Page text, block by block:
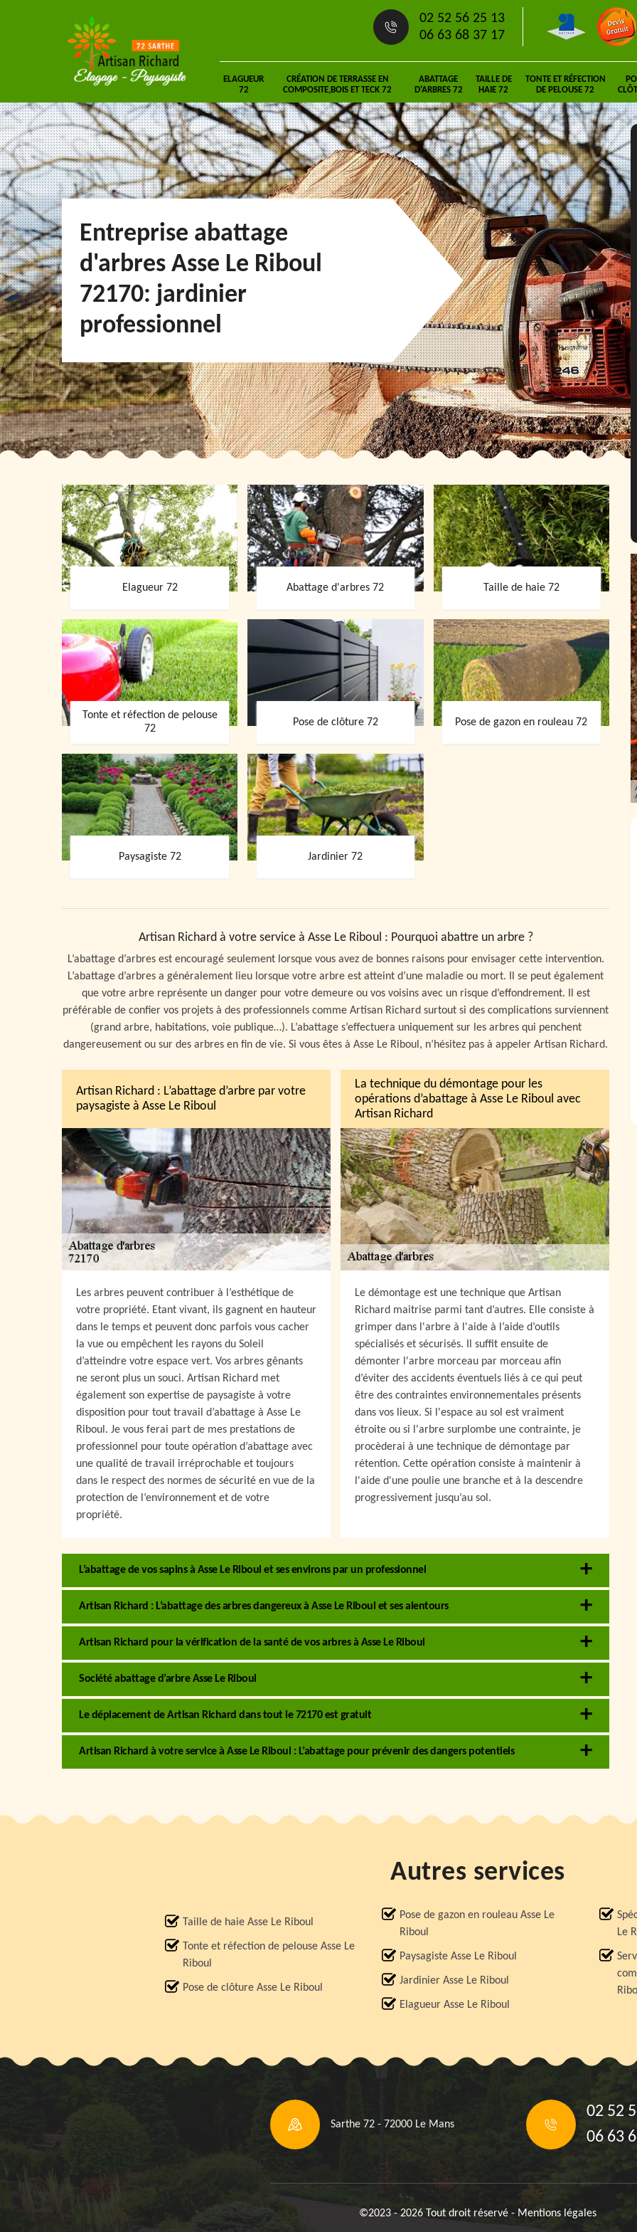
02 52 56 25 13
06 63 68 37 17
ELAGUEUR
72
CRÉATION DE TERRASSE EN
COMPOSITE,BOIS ET TECK 72
ABATTAGE
D'ARBRES 72
TAILLE DE
HAIE 72
TONTE ET RÉFECTION
DE PELOUSE 72
Entreprise abattage
d'arbres Asse Le Riboul
72170: jardinier
professionnel
Elagueur 72 Abattage d'arbres 72 Taille de haie 72
Tonte et réfection de pelouse
72
Pose de clôture 72 Pose de gazon en rouleau 72
Paysagiste 72 Jardinier 72
Artisan Richard à votre service à Asse Le Riboul : Pourquoi abattre un arbre ?
L’abattage d’arbres est encouragé seulement lorsque vous avez de bonnes raisons pour envisager cette intervention.
L’abattage d’arbres a généralement lieu lorsque votre arbre est atteint d’une maladie ou mort. Il se peut également
que votre arbre représente un danger pour votre demeure ou vos voisins avec un risque d’effondrement. Il est
préférable de confier vos projets à des professionnels comme Artisan Richard surtout si des complications surviennent
(grand arbre, habitations, voie publique…). L’abattage s’effectuera uniquement sur les arbres qui penchent
dangereusement ou sur des arbres en fin de vie. Si vous êtes à Asse Le Riboul, n’hésitez pas à appeler Artisan Richard.
Artisan Richard : L’abattage d’arbre par votre
paysagiste à Asse Le Riboul
Les arbres peuvent contribuer à l’esthétique de
votre propriété. Etant vivant, ils gagnent en hauteur
dans le temps et peuvent donc parfois vous cacher
la vue ou empêchent les rayons du Soleil
d’atteindre votre espace vert. Vos arbres gênants
ne seront plus un souci. Artisan Richard met
également son expertise de paysagiste à votre
disposition pour tout travail d’abattage à Asse Le
Riboul. Je vous ferai part de mes prestations de
professionnel pour toute opération d’abattage avec
une qualité de travail irréprochable et toujours
dans le respect des normes de sécurité en vue de la
protection de l’environnement et de votre
propriété.
La technique du démontage pour les
opérations d’abattage à Asse Le Riboul avec
Artisan Richard
Le démontage est une technique que Artisan
Richard maitrise parmi tant d’autres. Elle consiste à
grimper dans l'arbre à l'aide à l’aide d’outils
spécialisés et sécurisés. Il suffit ensuite de
démonter l'arbre morceau par morceau afin
d’éviter des accidents éventuels liés à ce qui peut
être des contraintes environnementales présents
dans vos lieux. Si l'espace au sol est vraiment
étroite ou si l'arbre surplombe une contrainte, je
procèderai à une technique de démontage par
rétention. Cette opération consiste à maintenir à
l'aide d'une poulie une branche et à la descendre
progressivement jusqu’au sol.
L’abattage de vos sapins à Asse Le Riboul et ses environs par un professionnel
Artisan Richard : L’abattage des arbres dangereux à Asse Le Riboul et ses alentours
Artisan Richard pour la vérification de la santé de vos arbres à Asse Le Riboul
Société abattage d’arbre Asse Le Riboul
Le déplacement de Artisan Richard dans tout le 72170 est gratuit
Artisan Richard à votre service à Asse Le Riboul : L’abattage pour prévenir des dangers potentiels
Autres services
Taille de haie Asse Le Riboul
Tonte et réfection de pelouse Asse Le
Riboul
Pose de clôture Asse Le Riboul
Pose de gazon en rouleau Asse Le
Riboul
Paysagiste Asse Le Riboul
Jardinier Asse Le Riboul
Elagueur Asse Le Riboul
Le
Sarthe 72 - 72000 Le Mans
02 52
06 63
©2023 - 2026 Tout droit réservé - Mentions légales